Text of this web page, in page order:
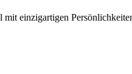
einzigartigen